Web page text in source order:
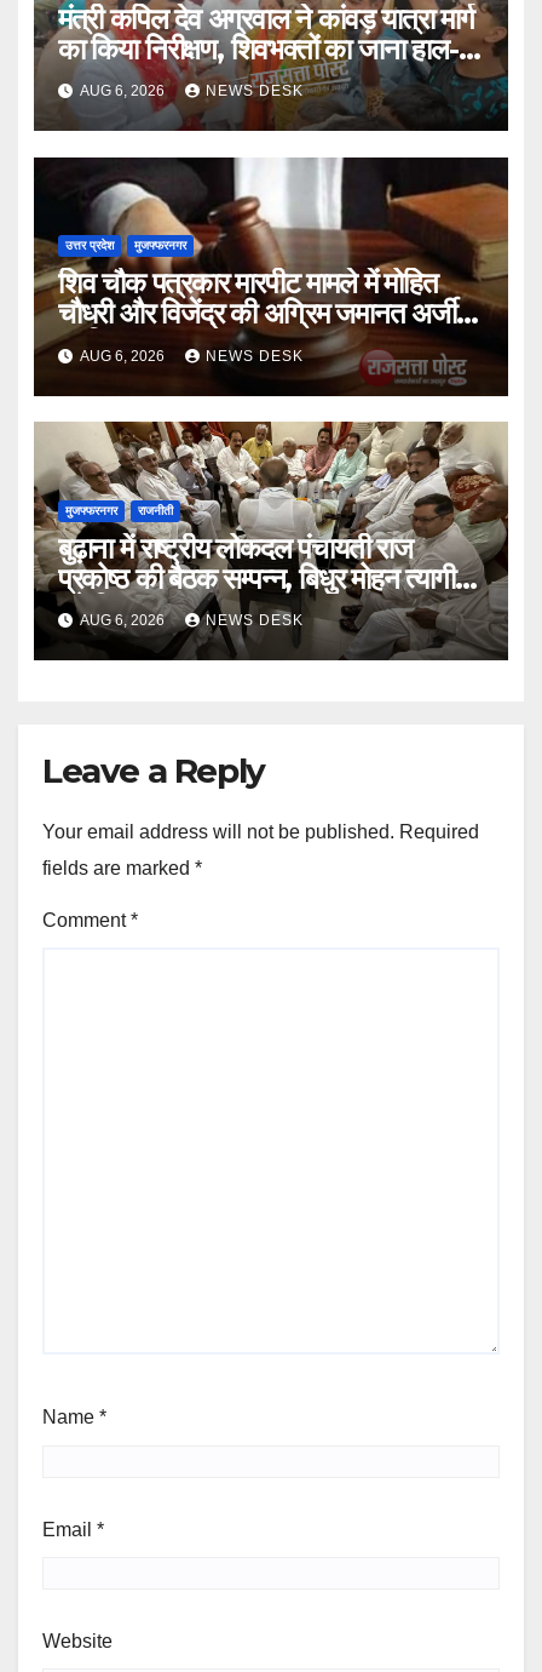
मंत्री कपिल देव अग्रवाल ने कांवड़ यात्रा मार्ग
का किया निरीक्षण, शिवभक्तों का जाना हाल-
चालAUG 6, 2026 NEWS DESK
उत्तर प्रदेश मुजफ्फरनगर
शिव चौक पत्रकार मारपीट मामले में मोहित
चौधरी और विजेंद्र की अग्रिम जमानत अर्जी
खारिज
AUG 6, 2026 NEWS DESK
मुजफ्फरनगर राजनीती
बुढ़ाना में राष्ट्रीय लोकदल पंचायती राज
प्रकोष्ठ की बैठक सम्पन्न, बिधुर मोहन त्यागी
बने जिलाध्यक्ष
AUG 6, 2026 NEWS DESK
Leave a Reply
Your email address will not be published. Required
fields are marked *
Comment*
Name *
Email *
Website